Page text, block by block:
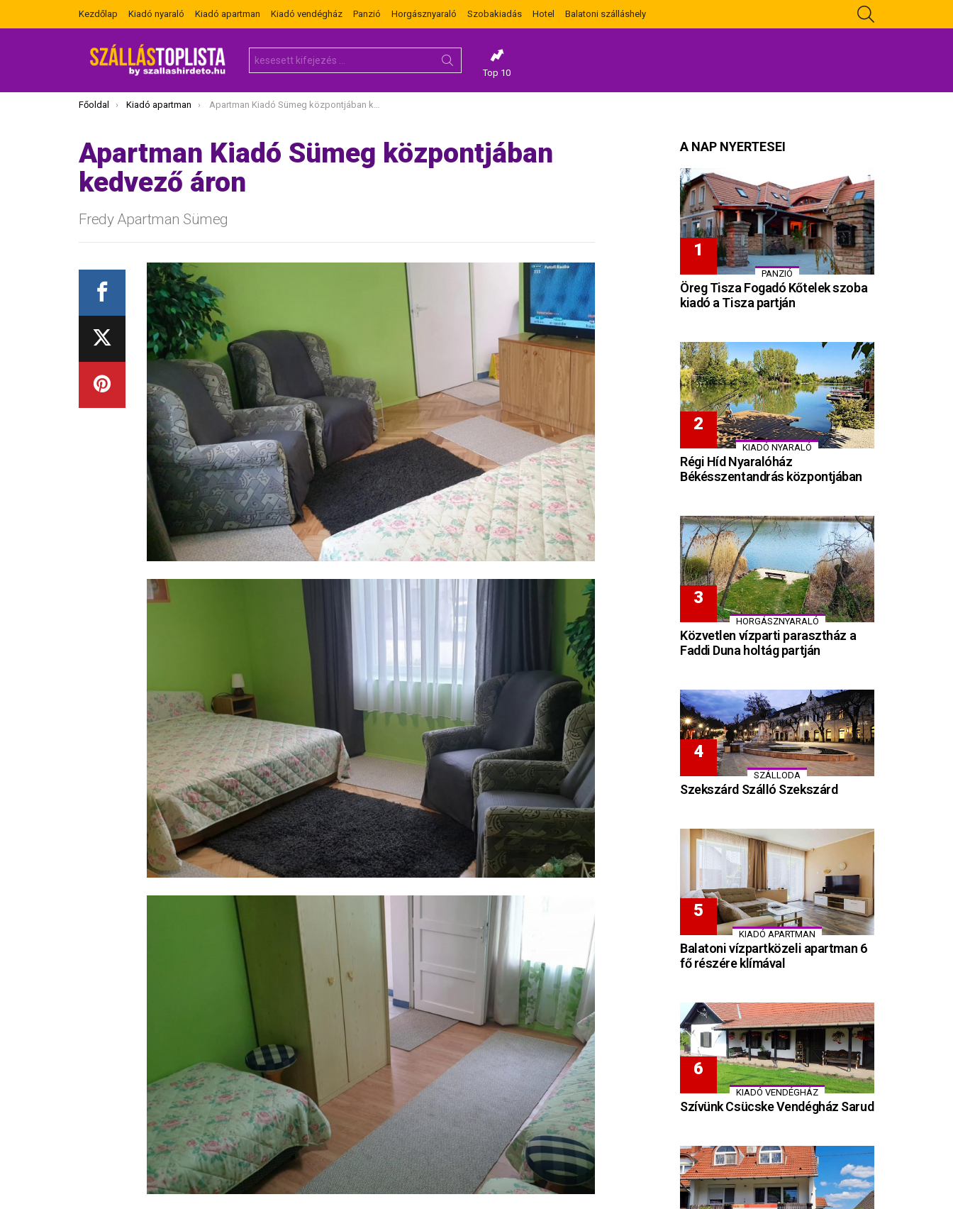
Kezdőlap Kiadó nyaraló Kiadó apartman Kiadó vendégház Panzió Horgásznyaraló Szobakiadás Hotel Balatoni szálláshely
for:
Top 10
Itt vagy most:
Főoldal Kiadó apartman Apartman Kiadó Sümeg központjában kedvező áron
Apartman Kiadó Sümeg központjában
kedvező áron
Fredy Apartman Sümeg
A NAP NYERTESEI
PANZIÓ
Öreg Tisza Fogadó Kőtelek szoba
kiadó a Tisza partján
KIADÓ NYARALÓ
Régi Híd Nyaralóház
Békésszentandrás központjában
HORGÁSZNYARALÓ
Közvetlen vízparti parasztház a
Faddi Duna holtág partján
SZÁLLODA
Szekszárd Szálló Szekszárd
KIADÓ APARTMAN
Balatoni vízpartközeli apartman 6
fő részére klímával
KIADÓ VENDÉGHÁZ
Szívünk Csücske Vendégház Sarud